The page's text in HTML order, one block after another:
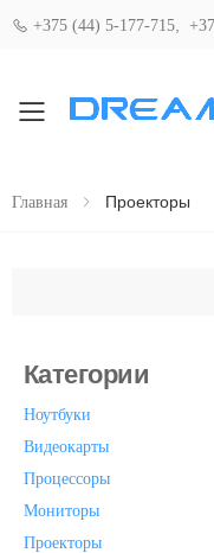
+375 (44) 5-177-715
Свернуть
Главная Проекторы
Категории
Ноутбуки
Видеокарты
Процессоры
Мониторы
Проекторы